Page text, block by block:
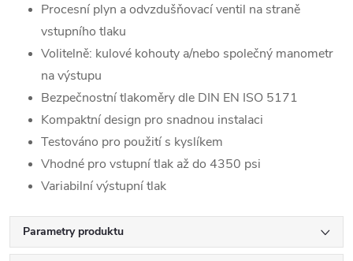
Procesní plyn a odvzdušňovací ventil na straně
vstupního tlaku
Volitelně: kulové kohouty a/nebo společný manometr
na výstupu
Bezpečnostní tlakoměry dle DIN EN ISO 5171
Kompaktní design pro snadnou instalaci
Testováno pro použití s ​​kyslíkem
Vhodné pro vstupní tlak až do 4350 psi
Variabilní výstupní tlak
Parametry produktu